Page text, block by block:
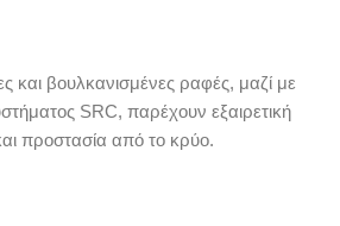
και βουλκανισμένες ραφές, μαζί με
SRC, παρέχουν εξαιρετική
προστασία από το κρύο.